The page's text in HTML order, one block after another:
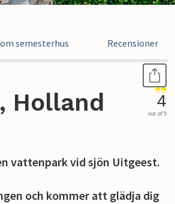
semesterhus Recensioner
Holland 4
out of 5
vattenpark vid sjön Uitgeest.
och kommer att glädja dig